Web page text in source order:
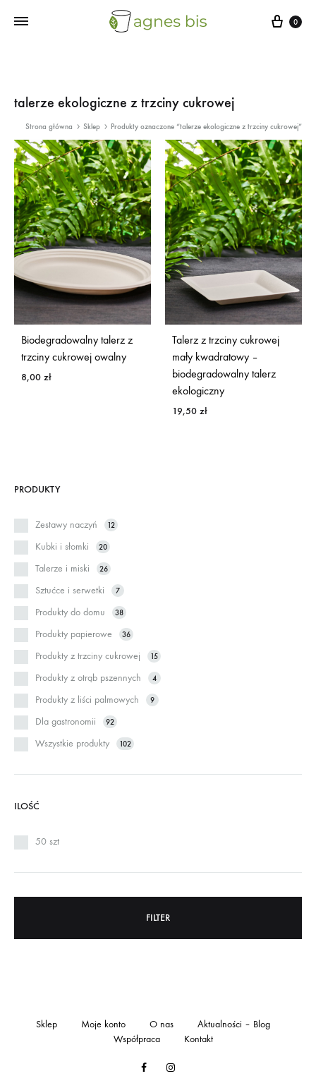
Cart
0
talerze ekologiczne z trzciny cukrowej
Strona główna Sklep Produkty oznaczone “talerze ekologiczne z trzciny cukrowej”
Biodegradowalny talerz z
trzciny cukrowej owalny
8,00 zł
Talerz z trzciny cukrowej
mały kwadratowy –
biodegradowalny talerz
ekologiczny
19,50 zł
PRODUKTY
Zestawy naczyń 12
Kubki i słomki 20
Talerze i miski 26
Sztućce i serwetki 7
Produkty do domu 38
Produkty papierowe 36
Produkty z trzciny cukrowej 15
Produkty z otrąb pszennych 4
Produkty z liści palmowych 9
Dla gastronomii 92
Wszystkie produkty 102
ILOŚĆ
50 szt
FILTER
FacebookInstagram
Sklep Moje konto O nas
Aktualności – Blog
Współpraca
Kontakt